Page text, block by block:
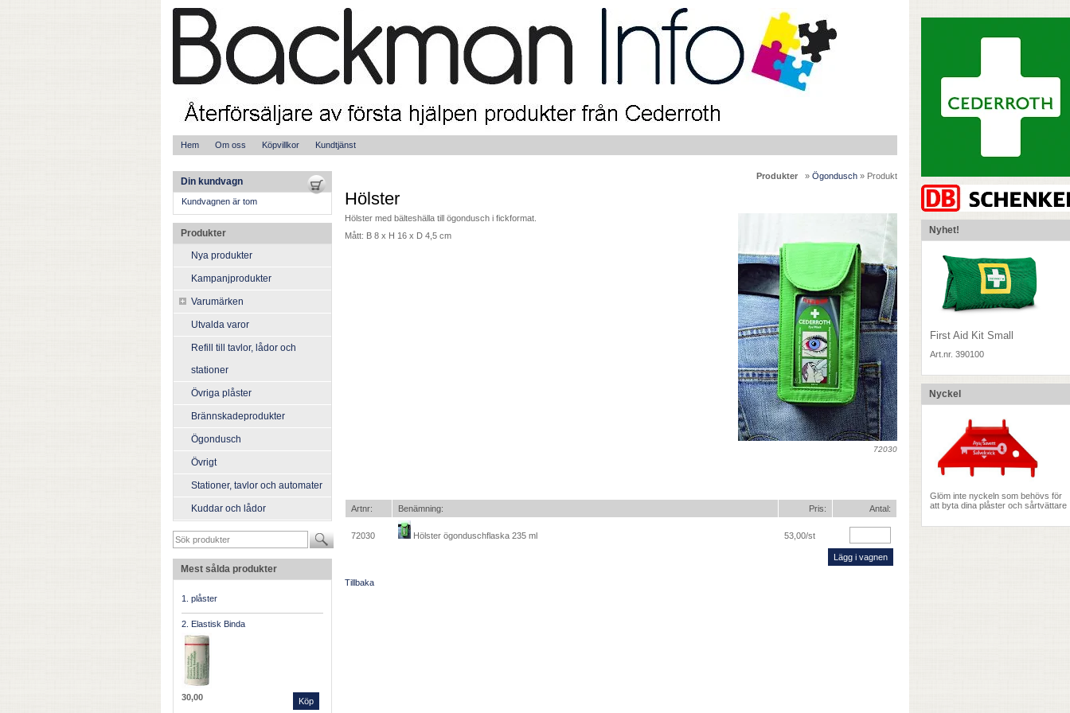
Hem Om oss Köpvillkor Kundtjänst
Din kundvagn
Kundvagnen är tom
Produkter
Nya produkter
Kampanjprodukter
Varumärken
Utvalda varor
Refill till tavlor, lådor och
stationer
Övriga plåster
Brännskadeprodukter
Ögondusch
Övrigt
Stationer, tavlor och automater
Kuddar och lådor
Mest sålda produkter
1. plåster
2. Elastisk Binda
30,00
Produkter » Ögondusch » Produkt
Hölster
72030
Hölster med bälteshälla till ögondusch i fickformat.
Mått: B 8 x H 16 x D 4,5 cm
Artnr: Benämning: Pris: Antal:
72030 Hölster ögonduschflaska 235 ml 53,00/st
Tillbaka
Nyhet!
First Aid Kit Small
Art.nr. 390100
Nyckel
Glöm inte nyckeln som behövs för
att byta dina plåster och sårtvättare